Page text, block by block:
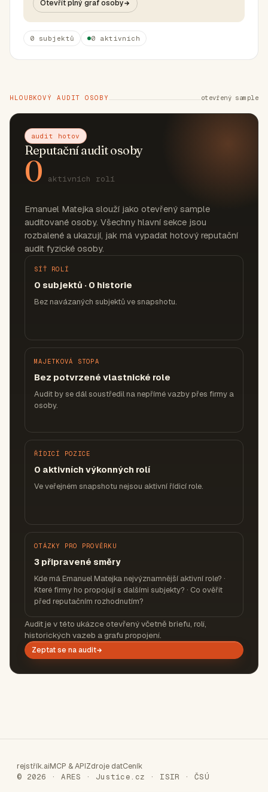
Otevřít plný graf osoby
0 subjektů 0 aktivních
HLOUBKOVÝ AUDIT OSOBY otevřený sample
audit hotov
Reputační audit osoby
0 aktivních rolí
Emanuel Matejka slouží jako otevřený sample
auditované osoby. Všechny hlavní sekce jsou
rozbalené a ukazují, jak má vypadat hotový reputační
audit fyzické osoby.
SÍŤ ROLÍ
0 subjektů · 0 historie
Bez navázaných subjektů ve snapshotu.
MAJETKOVÁ STOPA
Bez potvrzené vlastnické role
Audit by se dál soustředil na nepřímé vazby přes firmy a
osoby.
ŘÍDICÍ POZICE
0 aktivních výkonných rolí
Ve veřejném snapshotu nejsou aktivní řídicí role.
OTÁZKY PRO PROVĚRKU
3 připravené směry
Kde má Emanuel Matejka nejvýznamnější aktivní role? ·
Které firmy ho propojují s dalšími subjekty? · Co ověřit
před reputačním rozhodnutím?
Audit je v této ukázce otevřený včetně briefu, rolí,
historických vazeb a grafu propojení.
Zeptat se na audit
rejstřík.aiMCP & APIZdroje datCeník
© 2026 · ARES · Justice.cz · ISIR · ČSÚ